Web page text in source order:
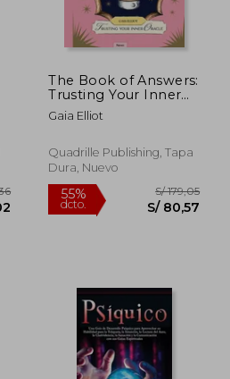
The Book of Answers:
Trusting Your Inner
Oracle (en Inglés)
Gaia Elliot
Quadrille Publishing, Tapa
Dura, Nuevo